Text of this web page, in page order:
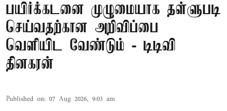
பயிர்க்கடனை முழுமையாக தள்ளுபடி
செய்வதற்கான அறிவிப்பை
வெளியிட வேண்டும் - டிடிவி
தினகரன்
Published on: 07 Aug 2026, 9:03 am